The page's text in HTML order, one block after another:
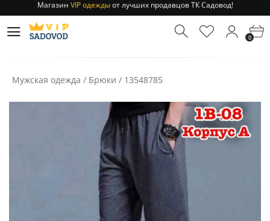
Отправление заказа 1-3 дняпо РФ и МСК!
Магазин
от лучших продавцов ТК Садовод!
Отправление заказа 1-3 дня
0
Мужская одежда / Брюки / 13548785